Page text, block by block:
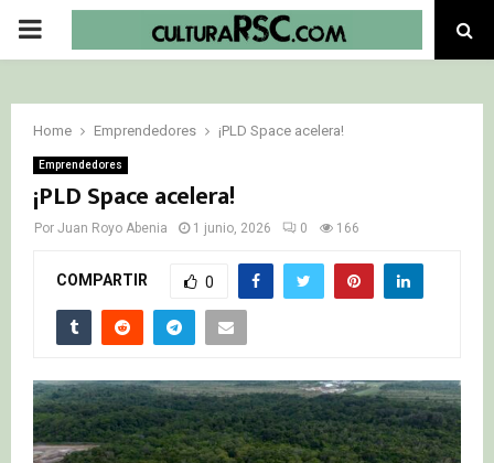
PRIMARY
Home Emprendedores ¡PLD Space acelera!
Emprendedores
¡PLD Space acelera!
Por Juan Royo Abenia 1 junio, 2026 0 166
COMPARTIR 0